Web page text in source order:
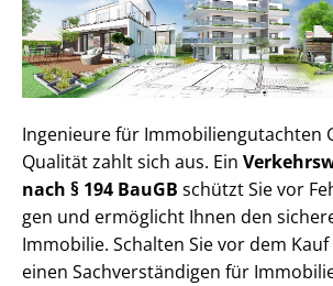
Ingenieure für Im­mo­bi­li­en­gut­ach­ten
Qualität zahlt sich aus. Ein
nach § 194 BauGB schützt Sie vor
gen und ermöglicht Ihnen den
Immobilie. Schalten Sie vor dem
einen Sach­ver­stän­di­gen für